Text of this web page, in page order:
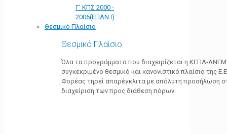
Γ' ΚΠΣ 2000 -
2006(ΕΠΑΝ Ι)
Θεσμικό Πλαίσιο
Θεσμικό Πλαίσιο
Όλα τα προγράμματα που διαχειρίζεται η ΚΕΠΑ-
συγκεκριμένο θεσμικό και κανονιστικό πλαίσιο της
Φορέας τηρεί απαρέγκλιτα με απόλυτη προσήλωση
διαχείριση των προς διάθεση πόρων.